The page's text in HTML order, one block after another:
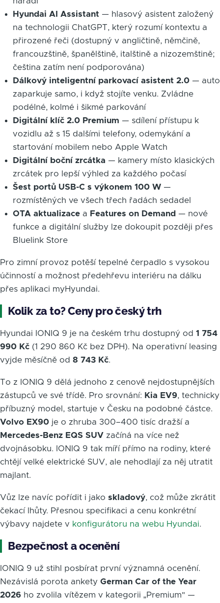
Hyundai AI Assistant — hlasový asistent založený
na technologii ChatGPT, který rozumí kontextu a
přirozené řeči (dostupný v angličtině, němčině,
francouzštině, španělštině, italštině a nizozemštině;
čeština zatím není podporována)
Dálkový inteligentní parkovací asistent 2.0— auto
zaparkuje samo, i když stojíte venku. Zvládne
podélné, kolmé i šikmé parkování
Digitální klíč 2.0 Premium — sdílení přístupu k
vozidlu až s 15 dalšími telefony, odemykání a
startování mobilem nebo Apple Watch
Digitální boční zrcátka — kamery místo klasických
zrcátek pro lepší výhled za každého počasí
Šest portů USB-C s výkonem 100 W—
rozmístěných ve všech třech řadách sedadel
OTA aktualizacea Features on Demand — nové
funkce a digitální služby lze dokoupit později přes
Bluelink Store
Pro zimní provoz potěší tepelné čerpadlo s vysokou
účinností a možnost předehřevu interiéru na dálku
přes aplikaci myHyundai.
Kolik za to? Ceny pro český trh
Hyundai IONIQ 9 je na českém trhu dostupný od 1 754
990 Kč (1 290 860 Kč bez DPH). Na operativní leasing
vyjde měsíčně od 8 743 Kč.
To z IONIQ 9 dělá jednoho z cenově nejdostupnějších
zástupců ve své třídě. Pro srovnání: Kia EV9, technicky
příbuzný model, startuje v Česku na podobné částce.
Volvo EX90 je o zhruba 300–400 tisíc dražší a
Mercedes-Benz EQS SUV začíná na více než
dvojnásobku. IONIQ 9 tak míří přímo na rodiny, které
chtějí velké elektrické SUV, ale nehodlají za něj utratit
majlant.
Vůz lze navíc pořídit i jako skladový, což může zkrátit
čekací lhůty. Přesnou specifikaci a cenu konkrétní
výbavy najdete v konfigurátoru na webu Hyundai.
Bezpečnost a ocenění
IONIQ 9 už stihl posbírat první významná ocenění.
Nezávislá porota ankety German Car of the Year
2026 ho zvolila vítězem v kategorii „Premium" —